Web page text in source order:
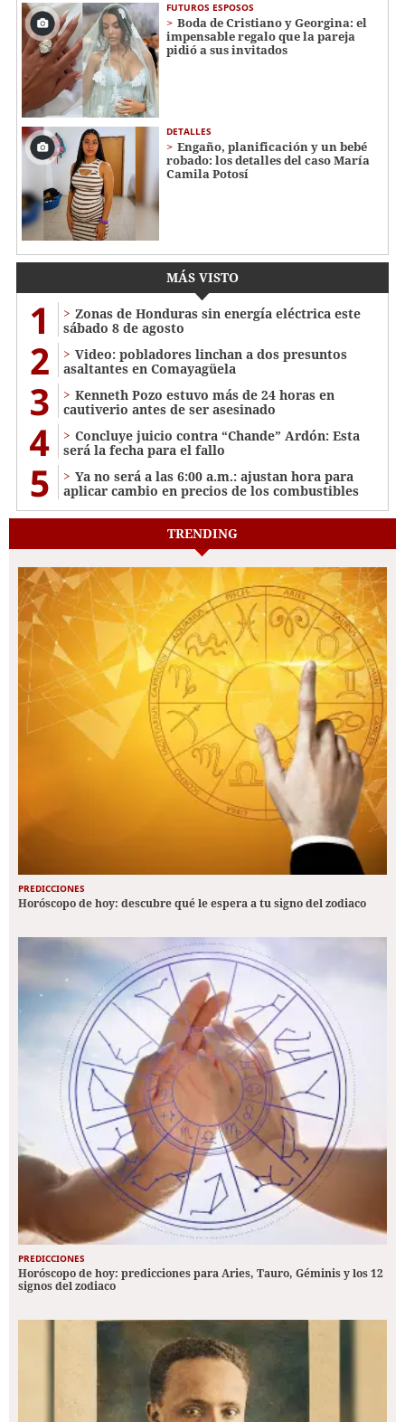
FUTUROS ESPOSOS
Boda de Cristiano y Georgina: el
impensable regalo que la pareja
pidió a sus invitados
DETALLES
Engaño, planificación y un bebé
robado: los detalles del caso María
Camila Potosí
MÁS VISTO
1
Zonas de Honduras sin energía eléctrica este
sábado 8 de agosto
2
Video: pobladores linchan a dos presuntos
asaltantes en Comayagüela
3
Kenneth Pozo estuvo más de 24 horas en
cautiverio antes de ser asesinado
4
Concluye juicio contra “Chande” Ardón: Esta
será la fecha para el fallo
5
Ya no será a las 6:00 a.m.: ajustan hora para
aplicar cambio en precios de los combustibles
TRENDING
PREDICCIONES
Horóscopo de hoy: descubre qué le espera a tu signo del zodiaco
PREDICCIONES
Horóscopo de hoy: predicciones para Aries, Tauro, Géminis y los 12
signos del zodiaco